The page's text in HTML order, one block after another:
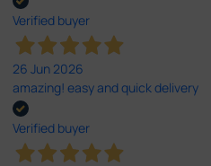
Verified buyer
26 Jun 2026
amazing! easy and quick delivery
Verified buyer